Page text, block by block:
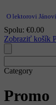
O lektorovi
Spolu: €0.00
Zobraziť košík
Category
Promo